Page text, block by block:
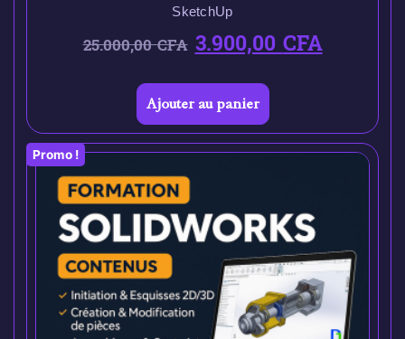
SketchUp
25.000,00CFA 3.900,00CFA
Ajouter au panier
Promo !